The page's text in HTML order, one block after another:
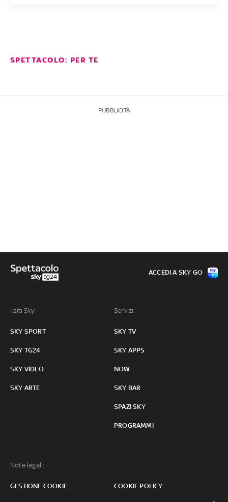
SPETTACOLO: PER TE
PUBBLICITÀ
I siti Sky:
SKY SPORT
SKY TG24
SKY VIDEO
SKY ARTE
Servizi:
SKY TV
SKY APPS
NOW
SKY BAR
SPAZI SKY
PROGRAMMI
Note legali:
GESTIONE COOKIE COOKIE POLICY
ACCEDI A SKY GO